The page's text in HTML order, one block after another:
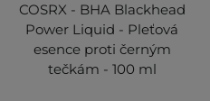
COSRX - BHA Blackhead
Power Liquid - Pleťová
esence proti černým
tečkám - 100 ml